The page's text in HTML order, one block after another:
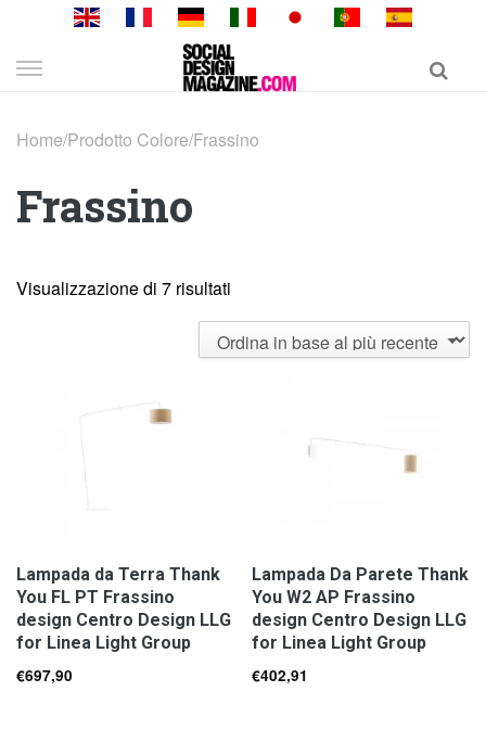
Skip
Home/Prodotto Colore/Frassino
Frassino
Visualizzazione di 7 risultati
Lampada da Terra Thank
You FL PT Frassino
design Centro Design LLG
for Linea Light Group
€697,90
Lampada Da Parete Thank
You W2 AP Frassino
design Centro Design LLG
for Linea Light Group
€402,91